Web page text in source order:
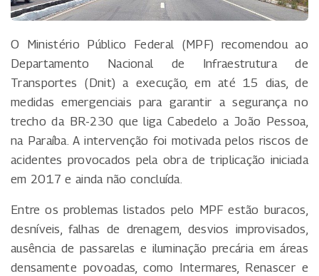
O Ministério Público Federal (MPF) recomendou ao
Departamento Nacional de Infraestrutura de
Transportes (Dnit) a execução, em até 15 dias, de
medidas emergenciais para garantir a segurança no
trecho da BR-230 que liga Cabedelo a João Pessoa,
na Paraíba. A intervenção foi motivada pelos riscos de
acidentes provocados pela obra de triplicação iniciada
em 2017 e ainda não concluída.
Entre os problemas listados pelo MPF estão buracos,
desníveis, falhas de drenagem, desvios improvisados,
ausência de passarelas e iluminação precária em áreas
densamente povoadas, como Intermares, Renascer e